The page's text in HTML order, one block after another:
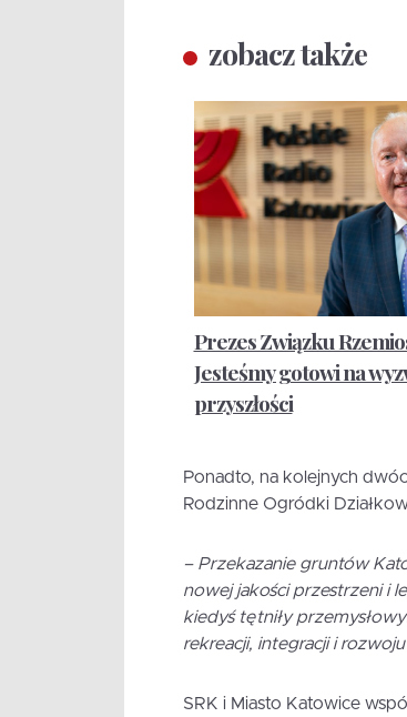
zobacz także
Prezes Związku
Jesteśmy gotowi na
przyszłości
Ponadto, na kolejnych
Rodzinne Ogródki
– Przekazanie gruntów
nowej jakości przestrzeni i
kiedyś tętniły
rekreacji, integracji i rozwoju
SRK i Miasto Katowice